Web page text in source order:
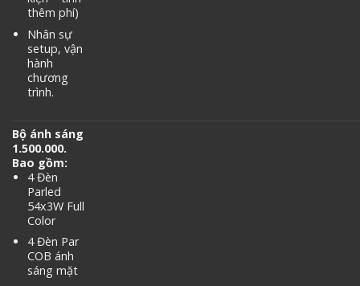
thêm phí)
Nhân sự
setup, vận
hành
chương
trình.
Bộ ánh sáng
1.500.000.
Bao gồm:
4 Đèn
Parled
54x3W Full
Color
4 Đèn Par
COB ánh
sáng mặt